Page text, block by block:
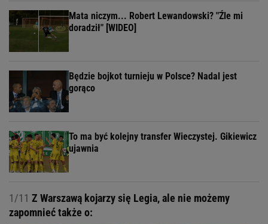
Mata niczym... Robert Lewandowski? "Źle mi
doradził" [WIDEO]
Będzie bojkot turnieju w Polsce? Nadal jest
gorąco
To ma być kolejny transfer Wieczystej. Gikiewicz
ujawnia
1/11 Z Warszawą kojarzy się Legia, ale nie możemy
zapomnieć także o: